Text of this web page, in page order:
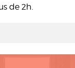
de 2h.